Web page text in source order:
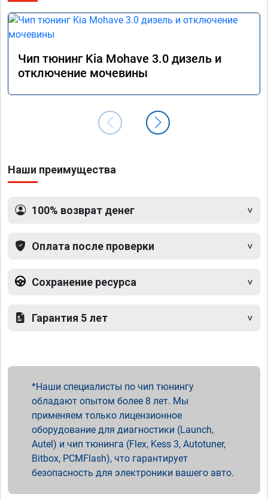
Чип тюнинг Kia Mohave 3.0 дизель и
отключение мочевины
Наши преимущества
100% возврат денег
Оплата после проверки
Сохранение ресурса
Гарантия 5 лет
Наши специалисты по чип тюнингу
обладают опытом более 8 лет. Мы
применяем только лицензионное
оборудование для диагностики (Launch,
Autel) и чип тюнинга (Flex, Kess 3, Autotuner,
Bitbox, PCMFlash), что гарантирует
безопасность для электроники вашего авто.